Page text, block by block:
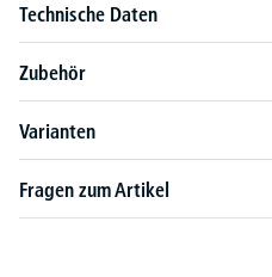
Technische Daten
Zubehör
Varianten
Fragen zum Artikel